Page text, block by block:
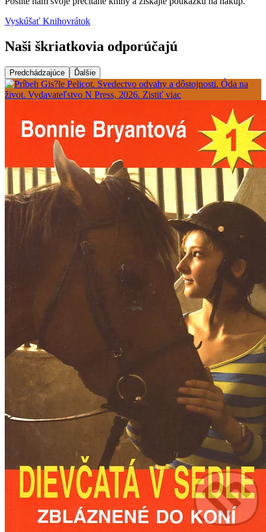
Vyskúšať Knihovrátok
Naši škriatkovia odporúčajú
Predchádzajúce Ďalšie